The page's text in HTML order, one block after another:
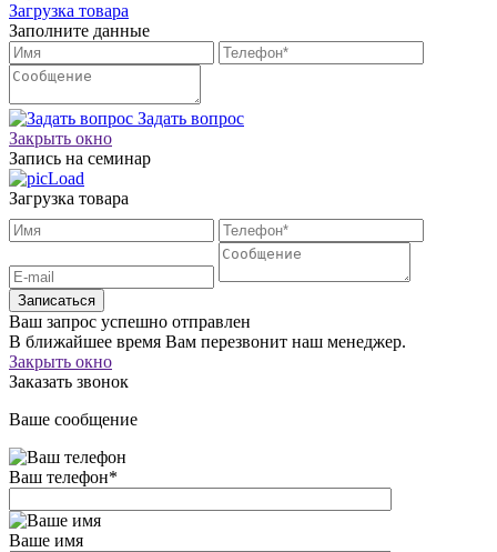
Загрузка товара
Заполните данные
Задать вопрос
Закрыть окно
Запись на семинар
Загрузка товара
Записаться
Ваш запрос успешно отправлен
В ближайшее время Вам перезвонит наш менеджер.
Закрыть окно
Заказать звонок
Ваше сообщение
Ваш телефон*
Ваше имя